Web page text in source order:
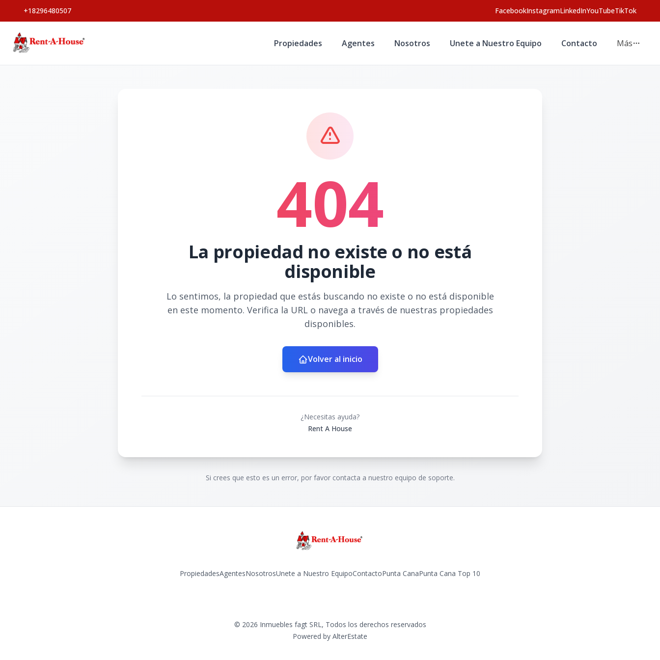
+18296480507 FacebookInstagramLinkedInYouTubeTikTok
Propiedades Agentes Nosotros Unete a Nuestro Equipo Contacto Más
404
La propiedad no existe o no está
disponible
Lo sentimos, la propiedad que estás buscando no existe o no está disponible
en este momento. Verifica la URL o navega a través de nuestras propiedades
disponibles.
Volver al inicio
¿Necesitas ayuda?
Rent A House
Si crees que esto es un error, por favor contacta a nuestro equipo de soporte.
PropiedadesAgentesNosotrosUnete a Nuestro EquipoContactoPunta CanaPunta Cana Top 10
© 2026 Inmuebles fagt SRL, Todos los derechos reservados
Powered by AlterEstate